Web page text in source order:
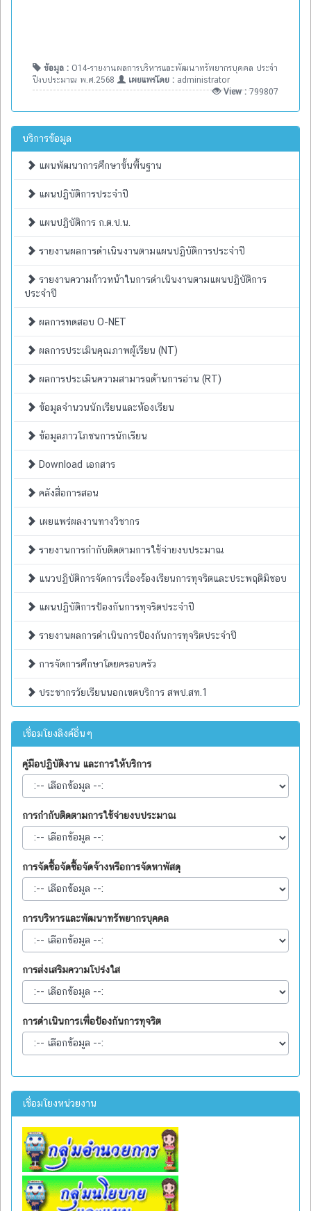
ข้อมูล : O14-รายงานผลการบริหารและพัฒนาทรัพยากรบุคคล ประจำ
ปีงบประมาณ พ.ศ.2568
เผยแพร่โดย : administrator
View :799807
บริการข้อมูล
แผนพัฒนาการศึกษาขั้นพื้นฐาน
แผนปฏิบัติการประจำปี
แผนปฏิบัติการ ก.ต.ป.น.
รายงานผลการดำเนินงานตามแผนปฏิบัติการประจำปี
รายงานความก้าวหน้าในการดำเนินงานตามแผนปฏิบัติการ
ประจำปี
ผลการทดสอบ O-NET
ผลการประเมินคุณภาพผู้เรียน (NT)
ผลการประเมินความสามารถด้านการอ่าน (RT)
ข้อมูลจำนวนนักเรียนและห้องเรียน
ข้อมูลภาวโภชนการนักเรียน
Download เอกสาร
คลังสื่อการสอน
เผยแพร่ผลงานทางวิชากร
รายงานการกำกับติดตามการใช้จ่ายงบประมาณ
แนวปฏิบัติการจัดการเรื่องร้องเรียนการทุจริตและประพฤติมิชอบ
แผนปฏิบัติการป้องกันการทุจริตประจำปี
รายงานผลการดำเนินการป้องกันการทุจริตประจำปี
การจัดการศึกษาโดยครอบครัว
ประชากรวัยเรียนนอกเขตบริการ สพป.สท.1
เชื่อมโยงลิงค์อื่นๆ
คู่มือปฏิบัติงาน และการให้บริการ
การกำกับติดตามการใช้จ่ายงบประมาณ
การจัดซื้อจัดซื้อจัดจ้างหรือการจัดหาพัสดุ
การบริหารและพัฒนาทรัพยากรบุคคล
การส่งเสริมความโปร่งใส
การดำเนินการเพื่อป้องกันการทุจริต
เชื่อมโยงหน่วยงาน